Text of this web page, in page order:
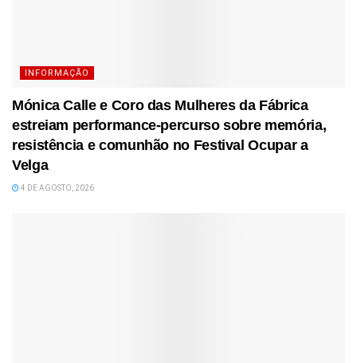
INFORMAÇÃO
Mónica Calle e Coro das Mulheres da Fábrica
estreiam performance-percurso sobre memória,
resistência e comunhão no Festival Ocupar a
Velga
4 DE AGOSTO, 2026